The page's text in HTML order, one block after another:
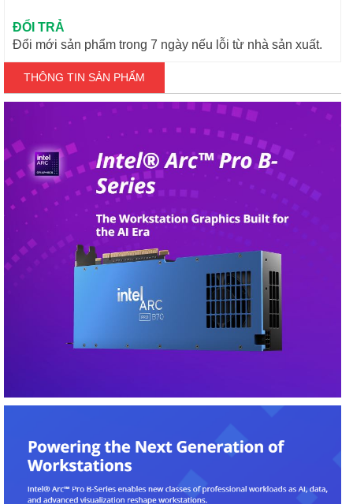
ĐỔI TRẢ
Đổi mới sản phẩm trong 7 ngày nếu lỗi từ nhà sản xuất.
THÔNG TIN SẢN PHẨM